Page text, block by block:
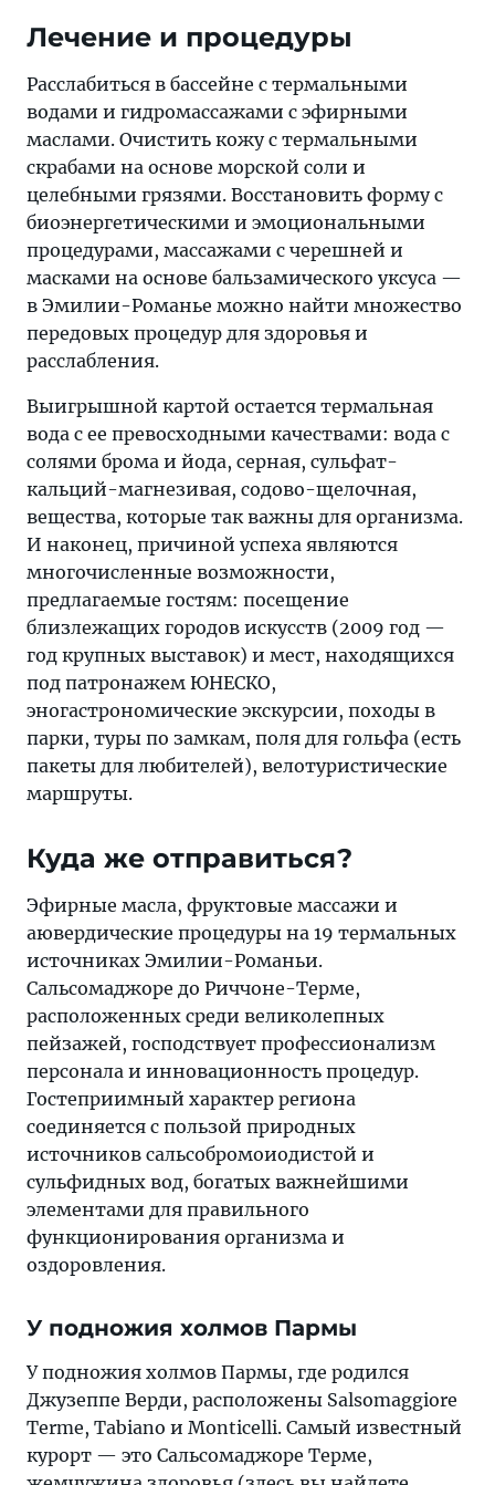
Лечение и процедуры
Расслабиться в бассейне с термальными
водами и гидромассажами с эфирными
маслами. Очистить кожу с термальными
скрабами на основе морской соли и
целебными грязями. Восстановить форму с
биоэнергетическими и эмоциональными
процедурами, массажами с черешней и
масками на основе бальзамического уксуса —
в Эмилии-Романье можно найти множество
передовых процедур для здоровья и
расслабления.
Выигрышной картой остается термальная
вода с ее превосходными качествами: вода с
солями брома и йода, серная, сульфат-
кальций-магнезивая, содово-щелочная,
вещества, которые так важны для организма.
И наконец, причиной успеха являются
многочисленные возможности,
предлагаемые гостям: посещение
близлежащих городов искусств (2009 год —
год крупных выставок) и мест, находящихся
под патронажем ЮНЕСКО,
эногастрономические экскурсии, походы в
парки, туры по замкам, поля для гольфа (есть
пакеты для любителей), велотуристические
маршруты.
Куда же отправиться?
Эфирные масла, фруктовые массажи и
аювердические процедуры на 19 термальных
источниках Эмилии-Романьи.
Сальсомаджоре до Риччоне-Терме,
расположенных среди великолепных
пейзажей, господствует профессионализм
персонала и инновационность процедур.
Гостеприимный характер региона
соединяется с пользой природных
источников сальсобромоиодистой и
сульфидных вод, богатых важнейшими
элементами для правильного
функционирования организма и
оздоровления.
У подножия холмов Пармы
У подножия холмов Пармы, где родился
Джузеппе Верди, расположены Salsomaggiore
Terme, Tabiano и Monticelli. Самый известный
курорт — это Сальсомаджоре Терме,